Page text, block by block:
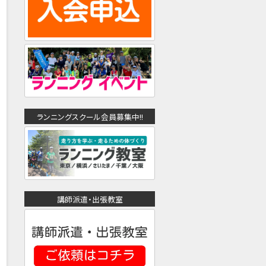
ランニングスクール会員募集中!!
講師派遣・出張教室